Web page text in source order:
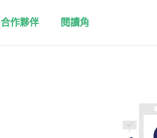
合作夥伴 閱讀角